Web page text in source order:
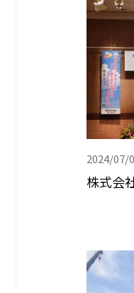
2024/07/
株式会